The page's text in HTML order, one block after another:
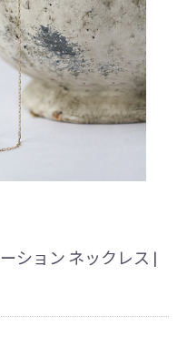
ション ネックレス |